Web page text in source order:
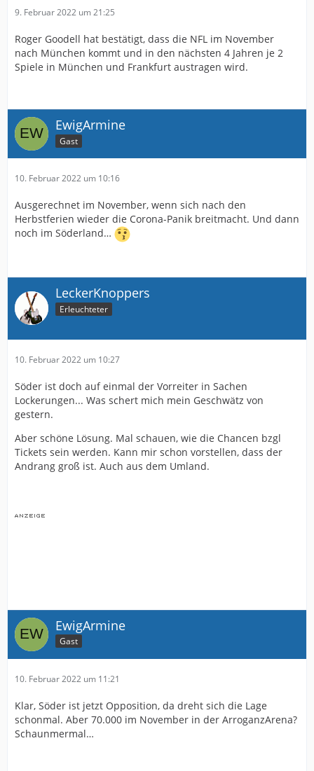
9. Februar 2022 um 21:25
Roger Goodell hat bestätigt, dass die NFL im November
nach München kommt und in den nächsten 4 Jahren je 2
Spiele in München und Frankfurt austragen wird.
EwigArmine
Gast
10. Februar 2022 um 10:16
Ausgerechnet im November, wenn sich nach den
Herbstferien wieder die Corona-Panik breitmacht. Und dann
noch im Söderland…
LeckerKnoppers
Erleuchteter
10. Februar 2022 um 10:27
Söder ist doch auf einmal der Vorreiter in Sachen
Lockerungen... Was schert mich mein Geschwätz von
gestern.
Aber schöne Lösung. Mal schauen, wie die Chancen bzgl
Tickets sein werden. Kann mir schon vorstellen, dass der
Andrang groß ist. Auch aus dem Umland.
EwigArmine
Gast
10. Februar 2022 um 11:21
Klar, Söder ist jetzt Opposition, da dreht sich die Lage
schonmal. Aber 70.000 im November in der ArroganzArena?
Schaunmermal…